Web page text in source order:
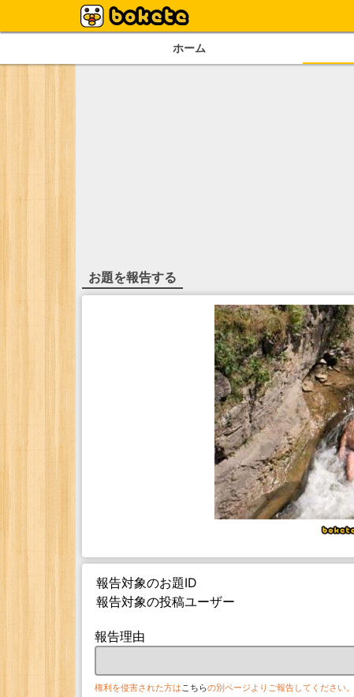
ホーム
お題を報告する
報告対象のお題ID
報告対象の投稿ユーザー
報告理由
権利を侵害された方はこちらの別ページよりご報告してください。